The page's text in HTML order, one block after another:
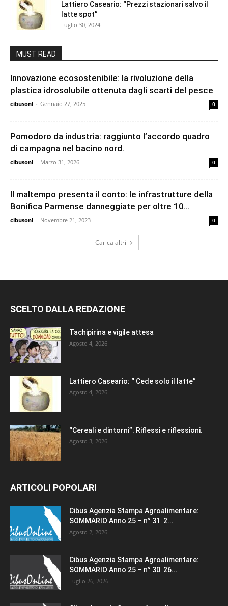
Lattiero Caseario: “Prezzi stazionari salvo il
latte spot”
Luglio 30, 2024
MUST READ
Innovazione ecosostenibile: la rivoluzione della
plastica idrosolubile ottenuta dagli scarti del pesce
cibusonl - Gennaio 27, 2025 0
Pomodoro da industria: raggiunto l’accordo quadro
di campagna nel bacino nord.
cibusonl - Marzo 31, 2026 0
Il maltempo presenta il conto: le infrastrutture della
Bonifica Parmense danneggiate per oltre 10...
cibusonl - Novembre 21, 2023 0
Carica altri
SCELTO DALLA REDAZIONE
Tachipirina e vigile attesa
Agosto 4, 2026
Lattiero Caseario: “ Cede solo il latte”
Agosto 4, 2026
“Cereali e dintorni”. Riflessi e riflessioni.
Agosto 3, 2026
ARTICOLI POPOLARI
Cibus Agenzia Stampa Agroalimentare:
SOMMARIO Anno 25 – n° 31 2...
Agosto 2, 2026
Cibus Agenzia Stampa Agroalimentare:
SOMMARIO Anno 25 – n° 30 26...
Luglio 26, 2026